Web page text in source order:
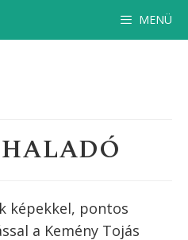
MENÜ
képekkel, pontos
a Kemény Tojás